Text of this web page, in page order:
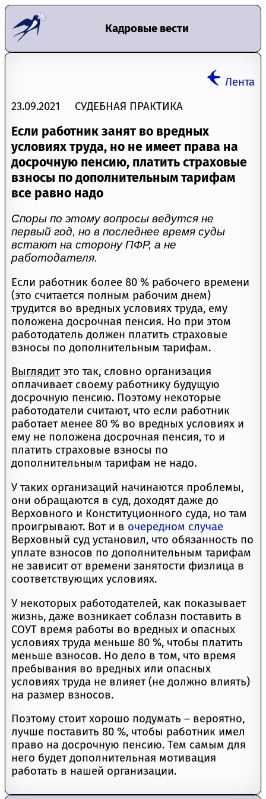
Кадровые вести
Лента
23.09.2021 СУДЕБНАЯ ПРАКТИКА
Если работник занят во вредных
условиях труда, но не имеет права на
досрочную пенсию, платить страховые
взносы по дополнительным тарифам
все равно надо
Споры по этому вопросы ведутся не
первый год, но в последнее время суды
встают на сторону ПФР, а не
работодателя.
Если работник более 80 % рабочего времени
(это считается полным рабочим днем)
трудится во вредных условиях труда, ему
положена досрочная пенсия. Но при этом
работодатель должен платить страховые
взносы по дополнительным тарифам.
Выглядитэто так, словно организация
оплачивает своему работнику будущую
досрочную пенсию. Поэтому некоторые
работодатели считают, что если работник
работает менее 80 % во вредных условиях и
ему не положена досрочная пенсия, то и
платить страховые взносы по
дополнительным тарифам не надо.
У таких организаций начинаются проблемы,
они обращаются в суд, доходят даже до
Верховного и Конституционного суда, но там
проигрывают. Вот и в очередном случае
Верховный суд установил, что обязанность по
уплате взносов по дополнительным тарифам
не зависит от времени занятости физлица в
соответствующих условиях.
У некоторых работодателей, как показывает
жизнь, даже возникает соблазн поставить в
СОУТ время работы во вредных и опасных
условиях труда меньше 80 %, чтобы платить
меньше взносов. Но дело в том, что время
пребывания во вредных или опасных
условиях труда не влияет (не должно влиять)
на размер взносов.
Поэтому стоит хорошо подумать – вероятно,
лучше поставить 80 %, чтобы работник имел
право на досрочную пенсию. Тем самым для
него будет дополнительная мотивация
работать в нашей организации.